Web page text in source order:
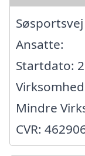
Ansatte:
Startdato:
Mindre
CVR: